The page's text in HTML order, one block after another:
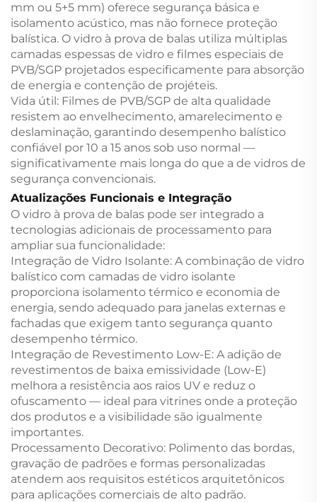
mm ou 5+5 mm) oferece segurança básica e
isolamento acústico, mas não fornece proteção
balística. O vidro à prova de balas utiliza múltiplas
camadas espessas de vidro e filmes especiais de
PVB/SGP projetados especificamente para absorção
de energia e contenção de projéteis.
Vida útil: Filmes de PVB/SGP de alta qualidade
resistem ao envelhecimento, amarelecimento e
deslaminação, garantindo desempenho balístico
confiável por 10 a 15 anos sob uso normal —
significativamente mais longa do que a de vidros de
segurança convencionais.
Atualizações Funcionais e Integração
O vidro à prova de balas pode ser integrado a
tecnologias adicionais de processamento para
ampliar sua funcionalidade:
Integração de Vidro Isolante: A combinação de vidro
balístico com camadas de vidro isolante
proporciona isolamento térmico e economia de
energia, sendo adequado para janelas externas e
fachadas que exigem tanto segurança quanto
desempenho térmico.
Integração de Revestimento Low-E: A adição de
revestimentos de baixa emissividade (Low-E)
melhora a resistência aos raios UV e reduz o
ofuscamento — ideal para vitrines onde a proteção
dos produtos e a visibilidade são igualmente
importantes.
Processamento Decorativo: Polimento das bordas,
gravação de padrões e formas personalizadas
atendem aos requisitos estéticos arquitetônicos
para aplicações comerciais de alto padrão.